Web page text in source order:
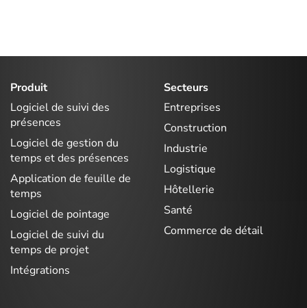
Produit
Logiciel de suivi des
présences
Logiciel de gestion du
temps et des présences
Application de feuille de
temps
Logiciel de pointage
Logiciel de suivi du
temps de projet
Intégrations
Secteurs
Entreprises
Construction
Industrie
Logistique
Hôtellerie
Santé
Commerce de détail